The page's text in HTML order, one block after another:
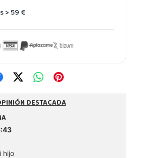
> 59 €
DESTACADA
hijo